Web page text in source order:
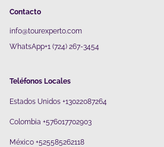
Contacto
info@tourexperto.com
WhatsApp+1 (724) 267-3454
Teléfonos Locales
Estados Unidos +13022087264
Colombia +576017702903
México +525585262118